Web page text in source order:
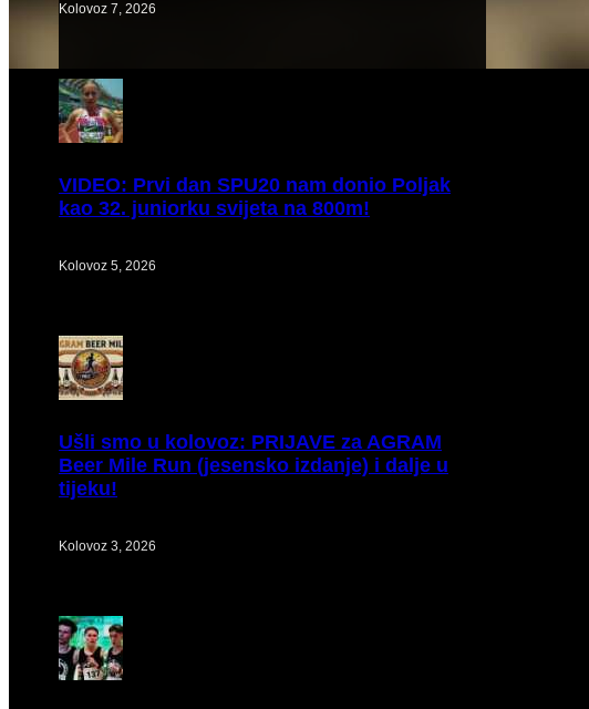
Kolovoz 7, 2026
VIDEO: Prvi dan SPU20 nam donio Poljak
kao 32. juniorku svijeta na 800m!
Kolovoz 5, 2026
Ušli smo u kolovoz: PRIJAVE za AGRAM
Beer Mile Run (jesensko izdanje) i dalje u
tijeku!
Kolovoz 3, 2026